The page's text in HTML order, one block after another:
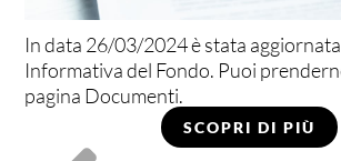
In data 26/03/2024 è stata
Informativa del Fondo. Puoi
pagina Documenti.
SCOPRI DI PIÙ